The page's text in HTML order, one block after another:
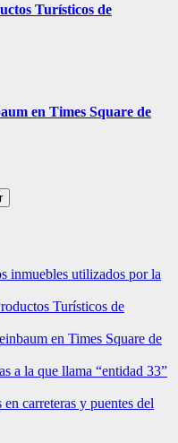
Turísticos de
en Times Square de
inmuebles utilizados por la
Turísticos de
en Times Square de
a la que llama “entidad 33”
carreteras y puentes del